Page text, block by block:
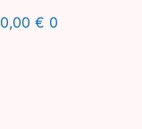
0,00 € 0